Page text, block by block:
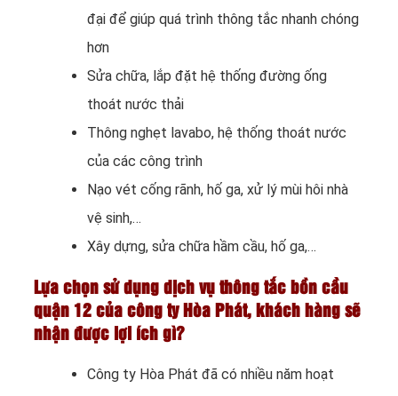
đại để giúp quá trình thông tắc nhanh chóng
hơn
Sửa chữa, lắp đặt hệ thống đường ống
thoát nước thải
Thông nghẹt lavabo, hệ thống thoát nước
của các công trình
Nạo vét cống rãnh, hố ga, xử lý mùi hôi nhà
vệ sinh,…
Xây dựng, sửa chữa hầm cầu, hố ga,…
Lựa chọn sử dụng dịch vụ thông tắc bồn cầu
quận 12 của công ty Hòa Phát, khách hàng sẽ
nhận được lợi ích gì?
Công ty Hòa Phát đã có nhiều năm hoạt